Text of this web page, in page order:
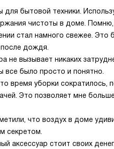
для бытовой техники.
чистоты в доме.
стал намного свежее. Это
дождя.
не вызывает никаких
все было просто и понятно.
время уборки сократилось,
Это позволяет мне
что воздух в доме
секретом.
аксессуар стоит своих